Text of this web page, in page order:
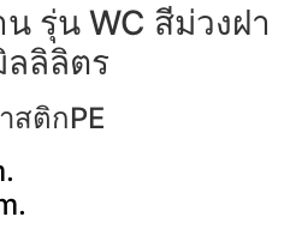
รุ่น WC สีม่วงฝา
ลิลิตร
สติกPE